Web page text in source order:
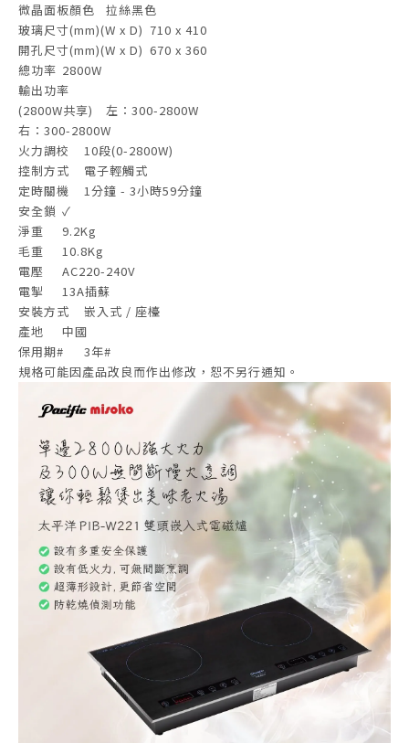
微晶面板顏色
拉絲黑色
玻璃尺寸(mm)(W x D) 710 x 410
開孔尺寸(mm)(W x D) 670 x 360
總功率 2800W
輸出功率
(2800W共享)
左：300-2800W
右：300-2800W
火力調校
10段(0-2800W)
控制方式
電子輕觸式
定時關機
1分鐘 - 3小時59分鐘
安全鎖 ✓
淨重
9.2Kg
毛重
10.8Kg
電壓
AC220-240V
電掣
13A插蘇
安裝方式
嵌入式 / 座檯
產地
中國
保用期#
3年#
規格可能因產品改良而作出修改，恕不另行通知。